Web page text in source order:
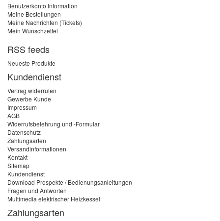
Benutzerkonto Information
Meine Bestellungen
Meine Nachrichten (Tickets)
Mein Wunschzettel
RSS feeds
Neueste Produkte
Kundendienst
Vertrag widerrufen
Gewerbe Kunde
Impressum
AGB
Widerrufsbelehrung und -Formular
Datenschutz
Zahlungsarten
Versandinformationen
Kontakt
Sitemap
Kundendienst
Download Prospekte / Bedienungsanleitungen
Fragen und Antworten
Multimedia elektrischer Heizkessel
Zahlungsarten